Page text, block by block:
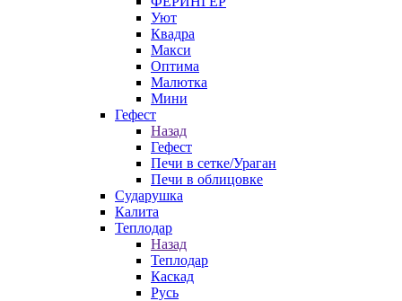
Уют
Квадра
Макси
Оптима
Малютка
Мини
Гефест
Назад
Гефест
Печи в сетке/Ураган
Печи в облицовке
Сударушка
Калита
Теплодар
Назад
Теплодар
Каскад
Русь